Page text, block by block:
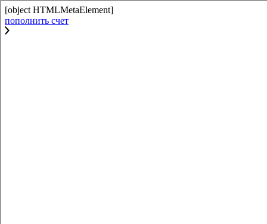
[object HTMLMetaElement]
пополнить счет